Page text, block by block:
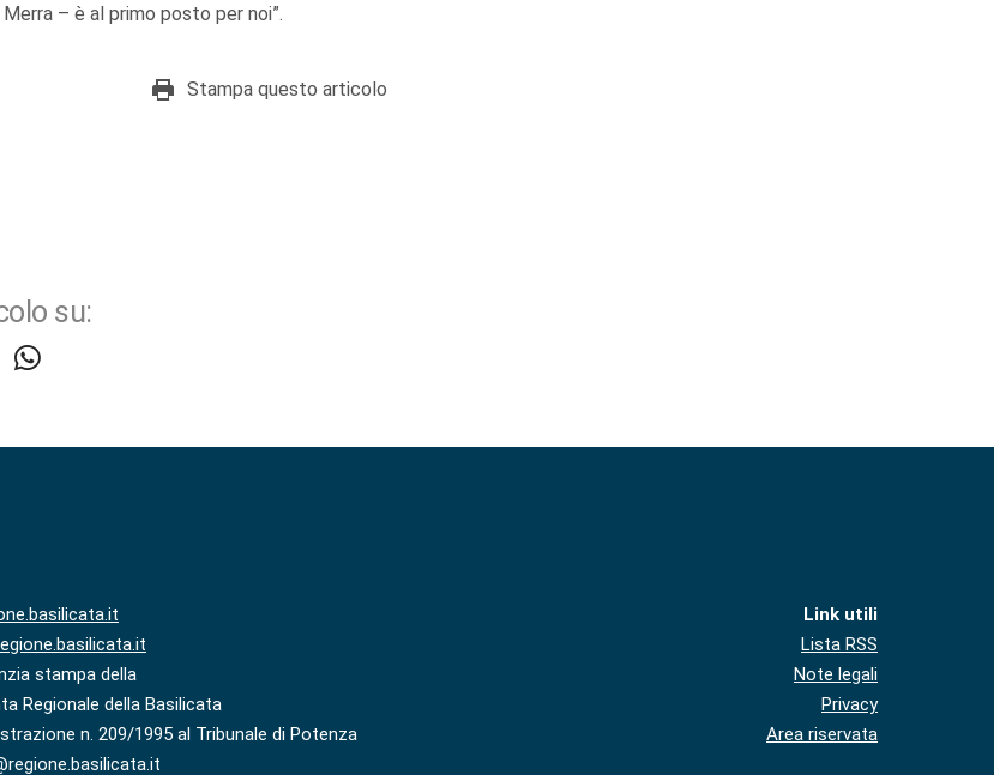
– è al primo posto per noi”.
Stampa questo articolo
su:
stampa della
Regionale della Basilicata
n. 209/1995 al Tribunale di Potenza
Link utili
Lista RSS
Note legali
Privacy
Area riservata